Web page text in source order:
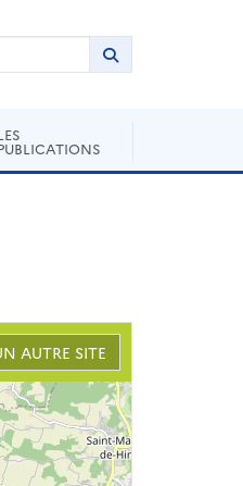
Rechercher
Lancer la
AUTRE SITE